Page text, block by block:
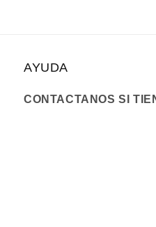
AYUDA
CONTACTANOS SI